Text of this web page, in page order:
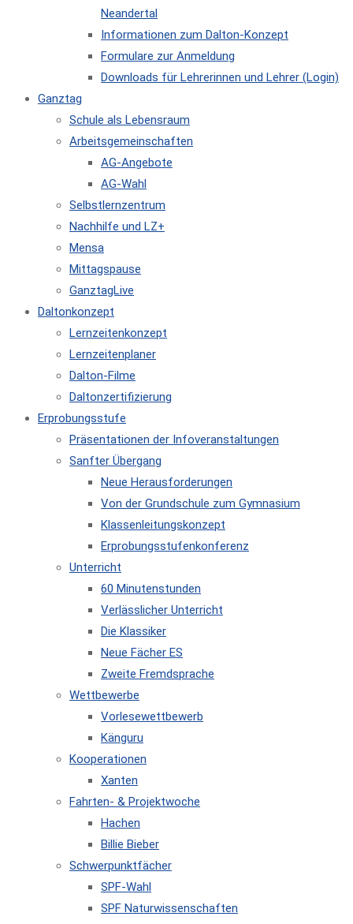
Neandertal
Informationen zum Dalton-Konzept
Formulare zur Anmeldung
Downloads für Lehrerinnen und Lehrer (Login)
Ganztag
Schule als Lebensraum
Arbeitsgemeinschaften
AG-Angebote
AG-Wahl
Selbstlernzentrum
Nachhilfe und LZ+
Mensa
Mittagspause
GanztagLive
Daltonkonzept
Lernzeitenkonzept
Lernzeitenplaner
Dalton-Filme
Daltonzertifizierung
Erprobungsstufe
Präsentationen der Infoveranstaltungen
Sanfter Übergang
Neue Herausforderungen
Von der Grundschule zum Gymnasium
Klassenleitungskonzept
Erprobungsstufenkonferenz
Unterricht
60 Minutenstunden
Verlässlicher Unterricht
Die Klassiker
Neue Fächer ES
Zweite Fremdsprache
Wettbewerbe
Vorlesewettbewerb
Känguru
Kooperationen
Xanten
Fahrten- & Projektwoche
Hachen
Billie Bieber
Schwerpunktfächer
SPF-Wahl
SPF Naturwissenschaften